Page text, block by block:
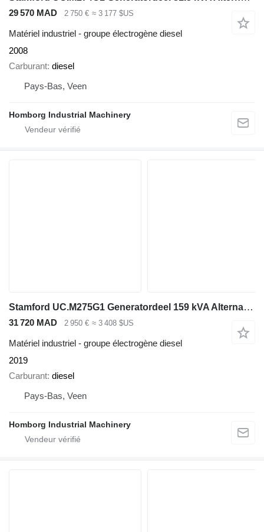
29 570 MAD 2 750 € ≈ 3 177 $US
Matériel industriel - groupe électrogène diesel
2008
Carburant diesel
Pays-Bas, Veen
Homborg Industrial Machinery
Stamford UC.M275G1 Generatordeel 159 kVA Alternator
31 720 MAD 2 950 € ≈ 3 408 $US
Matériel industriel - groupe électrogène diesel
2019
Carburant diesel
Pays-Bas, Veen
Homborg Industrial Machinery